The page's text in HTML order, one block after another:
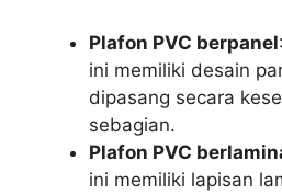
Plafon PVC berpanel
ini memiliki desain
dipasang secara
sebagian.
Plafon PVC
ini memiliki lapisan